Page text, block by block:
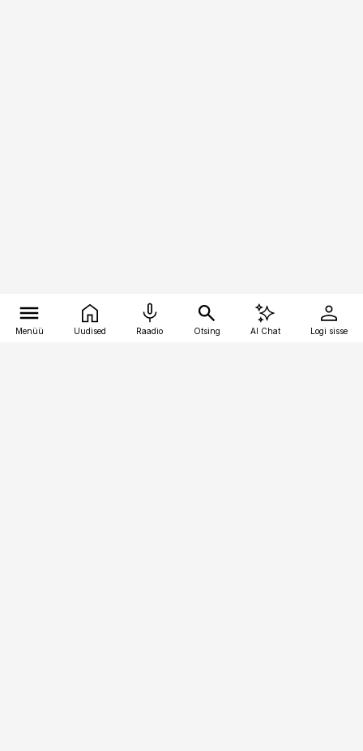
Menüü Uudised Raadio Otsing AI Chat Logi sisse